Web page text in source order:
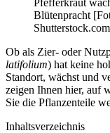
Blütenpracht
Ob als Zier- oder
latifolium) hat keine
Standort, wächst und
zeigen Ihnen hier, auf
Sie die Pflanzenteile
Inhaltsverzeichnis